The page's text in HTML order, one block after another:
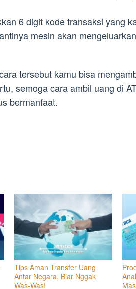
6 digit kode transaksi yang
mesin akan
tersebut kamu bisa
semoga cara ambil uang di
bermanfaat.
Tips Aman Transfer Uang
Antar Negara, Biar Nggak
Was-Was!